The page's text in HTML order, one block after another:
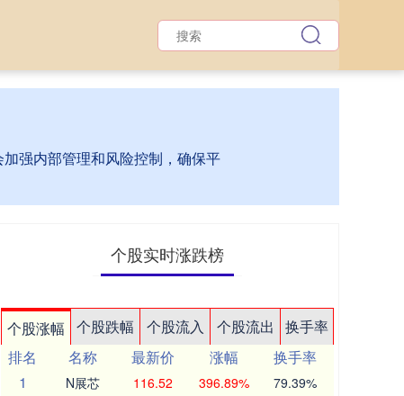
强内部管理和风险控制，确保平
个股实时涨跌榜
个股涨幅 个股跌幅 个股流入 个股流出
换手率
排名
名称 最新价 涨幅
换手率
1
N展芯 116.52 396.89% 79.39%